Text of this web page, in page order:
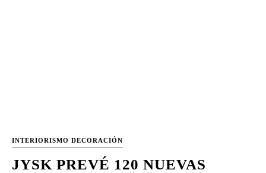
INTERIORISMO DECORACIÓN
JYSK PREVÉ 120 NUEVAS